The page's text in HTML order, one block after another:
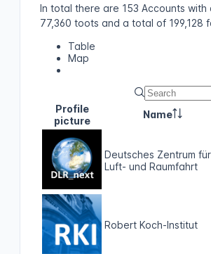
In total there are 153 Accounts with
77,360 toots and a total of 199,128
Table
Map
Profile
picture
Name
Deutsches Zentrum für
Luft- und Raumfahrt
Robert Koch-Institut